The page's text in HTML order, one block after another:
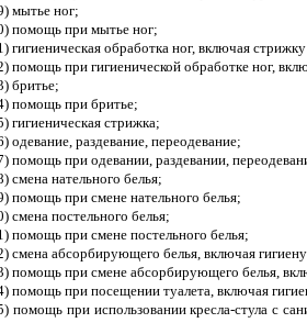
мытье ног;
помощь при мытье ног;
гигиеническая обработка ног, включая
помощь при гигиенической обработке ног,
бритье;
помощь при бритье;
гигиеническая стрижка;
одевание, раздевание, переодевание;
помощь при одевании, раздевании,
смена нательного белья;
помощь при смене нательного белья;
смена постельного белья;
помощь при смене постельного белья;
смена абсорбирующего белья, включая
помощь при смене абсорбирующего белья,
помощь при посещении туалета, включая
помощь при использовании кресла-стула с